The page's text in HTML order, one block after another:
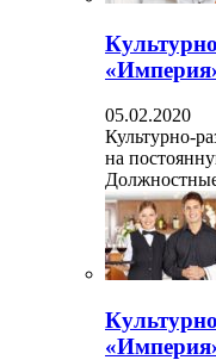
05.02.2020
Культурно-
на